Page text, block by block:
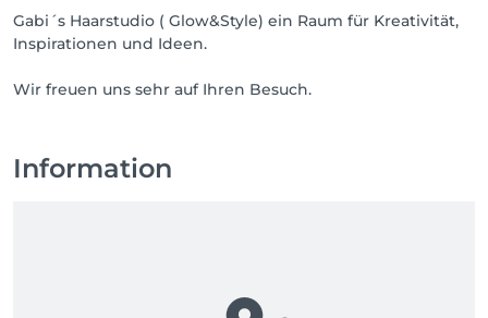
Gabi´s Haarstudio ( Glow&Style) ein Raum für Kreativität,
Inspirationen und Ideen.
Wir freuen uns sehr auf Ihren Besuch.
Information